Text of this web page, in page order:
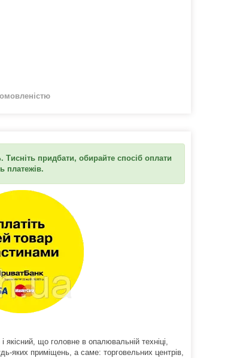
придбати, обирайте спосіб оплати
платежів.
що головне в опалювальній техніці,
яких приміщень, а саме: торговельних центрів,